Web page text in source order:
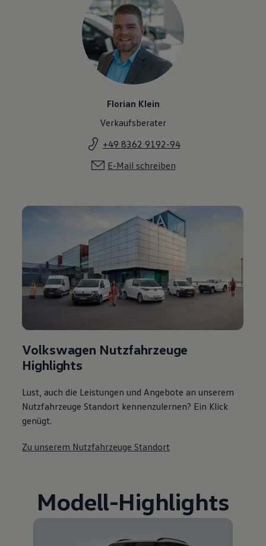
Florian Klein
Verkaufsberater
+49 8362 9192-94
E-Mail schreiben
Volkswagen Nutzfahrzeuge
Highlights
Lust, auch die Leistungen und Angebote an unserem
Nutzfahrzeuge Standort kennenzulernen? Ein Klick
genügt.
Zu unserem Nutzfahrzeuge Standort
Modell-Highlights